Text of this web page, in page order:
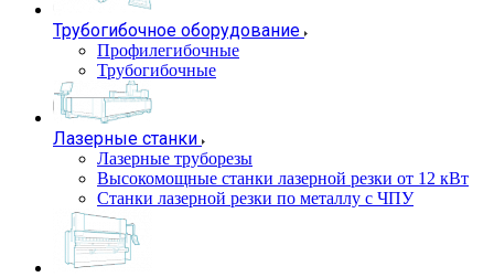
Трубогибочное оборудование
Профилегибочные
Трубогибочные
Лазерные станки
Лазерные труборезы
Высокомощные станки лазерной резки от 12 кВт
Станки лазерной резки по металлу с ЧПУ